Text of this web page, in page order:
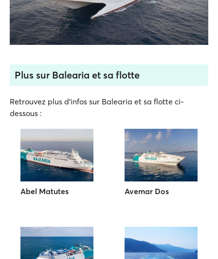
Plus sur Balearia et sa flotte
Retrouvez plus d'infos sur Balearia et sa flotte ci-
dessous :
Abel Matutes Avemar Dos